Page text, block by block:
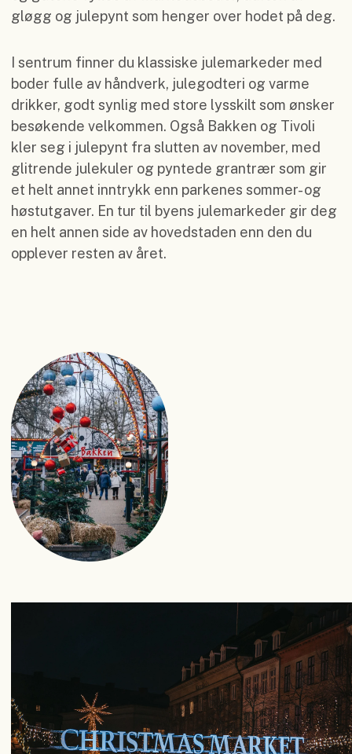
gløgg og julepynt som henger over hodet på deg.
I sentrum finner du klassiske julemarkeder med
boder fulle av håndverk, julegodteri og varme
drikker, godt synlig med store lysskilt som ønsker
besøkende velkommen. Også Bakken og Tivoli
kler seg i julepynt fra slutten av november, med
glitrende julekuler og pyntede grantrær som gir
et helt annet inntrykk enn parkenes sommer- og
høstutgaver. En tur til byens julemarkeder gir deg
en helt annen side av hovedstaden enn den du
opplever resten av året.